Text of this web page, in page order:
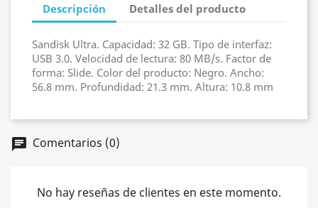
Descripción Detalles del producto
Sandisk Ultra. Capacidad: 32 GB. Tipo de interfaz:
USB 3.0. Velocidad de lectura: 80 MB/s. Factor de
forma: Slide. Color del producto: Negro. Ancho:
56.8 mm. Profundidad: 21.3 mm. Altura: 10.8 mm
chat Comentarios (0)
No hay reseñas de clientes en este momento.